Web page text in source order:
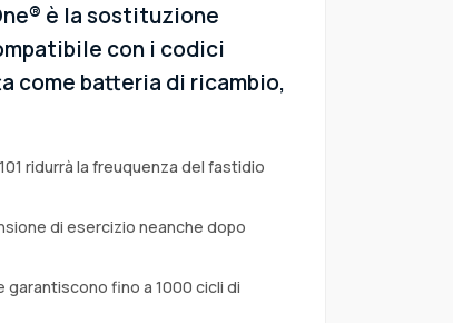
è la sostituzione
con i codici
come batteria di ricambio,
ridurrà la freuquenza del fastidio
di esercizio neanche dopo
fino a 1000 cicli di